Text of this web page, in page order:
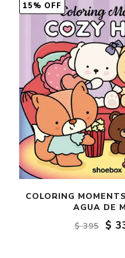
15% OFF
COLORING
AGUA DE
$ 395
$